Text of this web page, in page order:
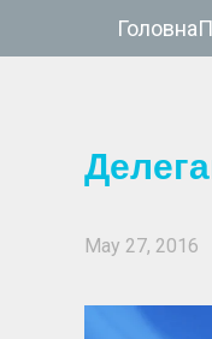
Головна
May 27, 2016